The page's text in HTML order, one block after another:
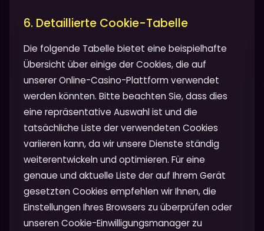
6. Detaillierte Cookie-Tabelle
Die folgende Tabelle bietet eine beispielhafte
Übersicht über einige der Cookies, die auf
unserer Online-Casino-Plattform verwendet
werden könnten. Bitte beachten Sie, dass dies
eine repräsentative Auswahl ist und die
tatsächliche Liste der verwendeten Cookies
variieren kann, da wir unsere Dienste ständig
weiterentwickeln und optimieren. Für eine
genaue und aktuelle Liste der auf Ihrem Gerät
gesetzten Cookies empfehlen wir Ihnen, die
Einstellungen Ihres Browsers zu überprüfen oder
unseren Cookie-Einwilligungsmanager zu